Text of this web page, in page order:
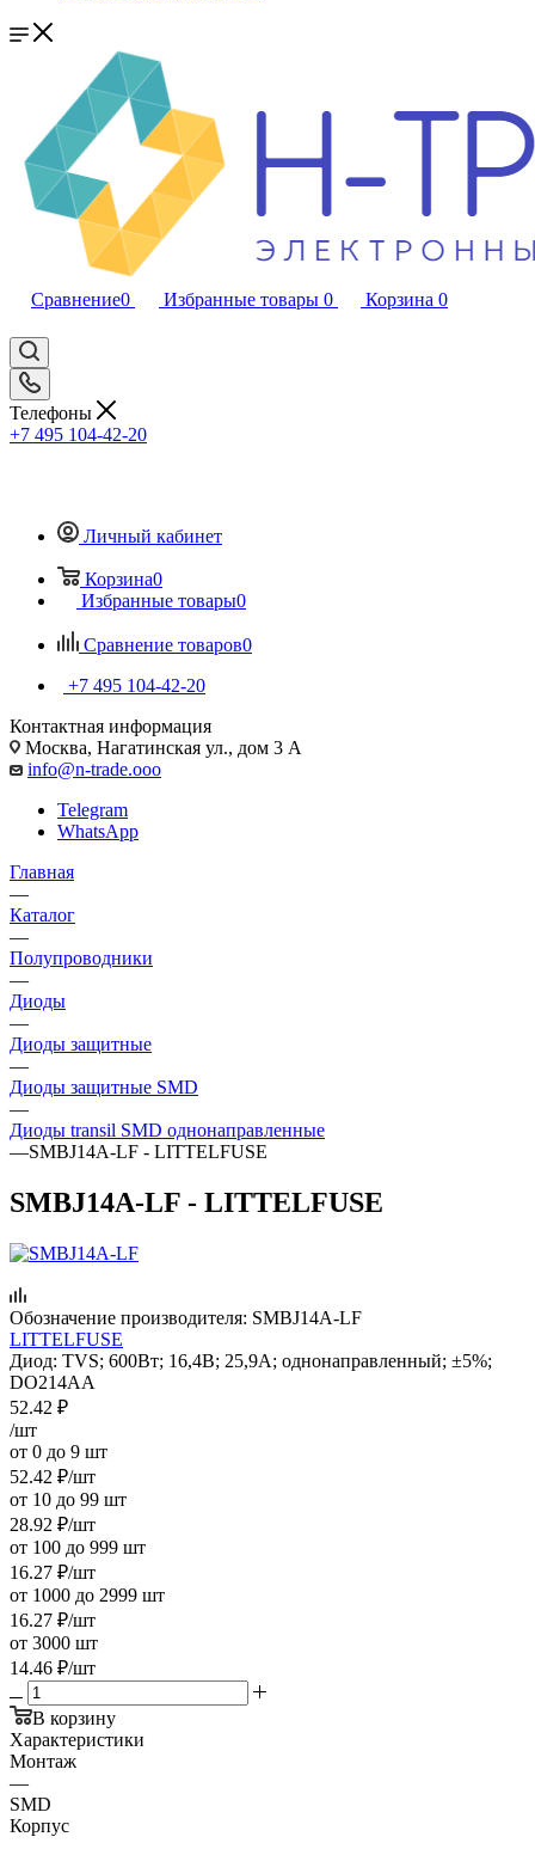
Сравнение0 Избранные товары 0 Корзина 0
Телефоны
+7 495 104-42-20
Личный кабинет
Корзина0
Избранные товары0
Сравнение товаров0
+7 495 104-42-20
Контактная информация
Москва, Нагатинская ул., дом 3 А
info@n-trade.ooo
Telegram
WhatsApp
Главная
—
Каталог
—
Полупроводники
—
Диоды
—
Диоды защитные
—
Диоды защитные SMD
—
Диоды transil SMD однонаправленные
—SMBJ14A-LF - LITTELFUSE
SMBJ14A-LF - LITTELFUSE
Обозначение производителя: SMBJ14A-LF
LITTELFUSE
Диод: TVS; 600Вт; 16,4В; 25,9А; однонаправленный; ±5%;
DO214AA
52.42 ₽
/шт
от 0 до 9 шт
52.42 ₽/шт
от 10 до 99 шт
28.92 ₽/шт
от 100 до 999 шт
16.27 ₽/шт
от 1000 до 2999 шт
16.27 ₽/шт
от 3000 шт
14.46 ₽/шт
В корзину
Характеристики
Монтаж
—
SMD
Корпус